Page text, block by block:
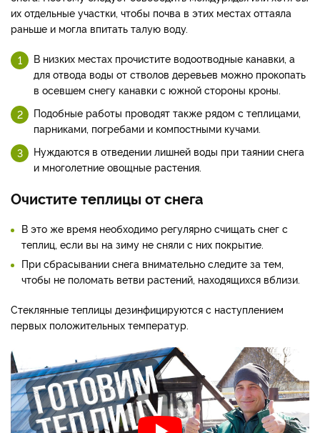
их отдельные участки, чтобы почва в этих местах оттаяла
раньше и могла впитать талую воду.
В низких местах прочистите водоотводные канавки, а
для отвода воды от стволов деревьев можно прокопать
в осевшем снегу канавки с южной стороны кроны.
Подобные работы проводят также рядом с теплицами,
парниками, погребами и компостными кучами.
Нуждаются в отведении лишней воды при таянии снега
и многолетние овощные растения.
Очистите теплицы от снега
В это же время необходимо регулярно счищать снег с
теплиц, если вы на зиму не сняли с них покрытие.
При сбрасывании снега внимательно следите за тем,
чтобы не поломать ветви растений, находящихся вблизи.
Стеклянные теплицы дезинфицируются с наступлением
первых положительных температур.